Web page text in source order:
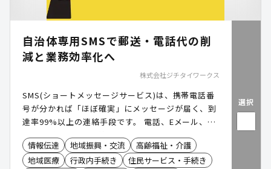
自治体専用SMSで郵送・電話代の削
減と業務効率化へ
株式会社ジチタイワークス
SMS(ショートメッセージサービス)は、携帯電話番
号が分かれば「ほぼ確実」にメッセージが届く、到
達率99%以上の連絡手段です。 電話、Eメール、郵
便物など、従来の連絡手段に替わる新たなツールと
して注目されています。 「ジチタイSMS」は、自治
体から住民へのSMS配信を高品質かつ簡単に実現
情報伝達 地域振興・交流
高齢福祉・介護
地域医療
行政内手続き 住民サービス・手続き
選択